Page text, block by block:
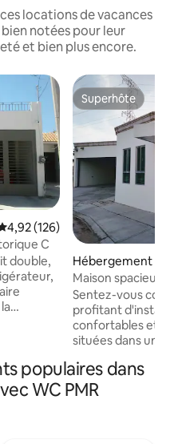
locations de vacances
notées pour leur
et bien plus encore.
appréciés
moyenne sur la
4,92 (126)
C
double,
d'un
et
Superhôte
Superhôte
Hébergement ⋅
Maison
rénovée, garage
Sentez-vous
profitant
confortables et
situées dans une
propre salle de
une autre demi-
invités, un grand
populaires dans
WC PMR